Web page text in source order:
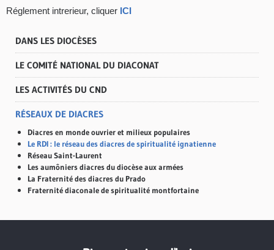
Réglement intrerieur, cliquer ICI
DANS LES DIOCÈSES
LE COMITÉ NATIONAL DU DIACONAT
LES ACTIVITÉS DU CND
RÉSEAUX DE DIACRES
Diacres en monde ouvrier et milieux populaires
Le RDI : le réseau des diacres de spiritualité ignatienne
Réseau Saint-Laurent
Les aumôniers diacres du diocèse aux armées
La Fraternité des diacres du Prado
Fraternité diaconale de spiritualité montfortaine